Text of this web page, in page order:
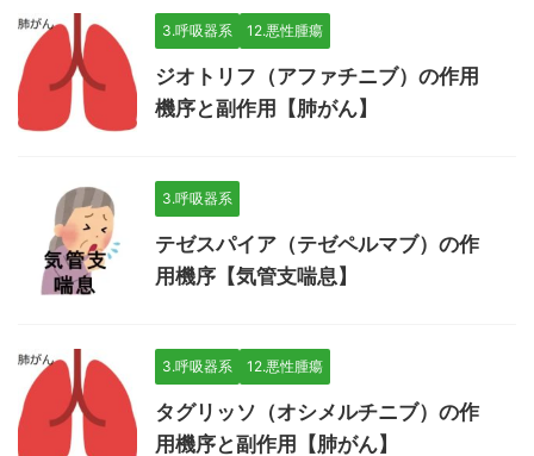
3.呼吸器系 12.悪性腫瘍
ジオトリフ（アファチニブ）の作用
機序と副作用【肺がん】
3.呼吸器系
テゼスパイア（テゼペルマブ）の作
用機序【気管支喘息】
3.呼吸器系 12.悪性腫瘍
タグリッソ（オシメルチニブ）の作
用機序と副作用【肺がん】